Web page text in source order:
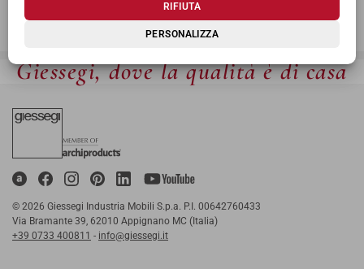
PERSONALIZZA
RIFIUTA
Giessegi, dove la qualità è di casa
© 2026 Giessegi Industria Mobili S.p.a. P.I. 00642760433
Via Bramante 39, 62010 Appignano MC (Italia)
+39 0733 400811 - info@giessegi.it